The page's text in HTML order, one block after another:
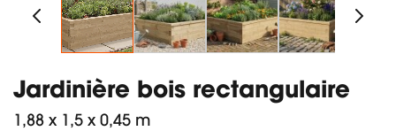
Jardinière bois rectangulaire
1,88 x 1,5 x 0,45 m